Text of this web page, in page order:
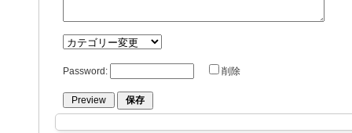
Password: 削除